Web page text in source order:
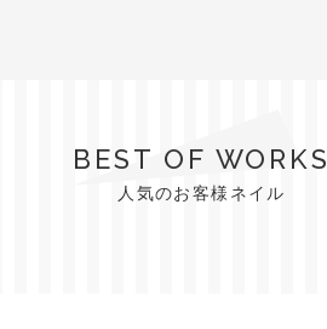
BEST OF WORKS
人気のお客様ネイル